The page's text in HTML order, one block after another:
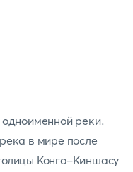
реки.
в мире после
Конго-Киншасу